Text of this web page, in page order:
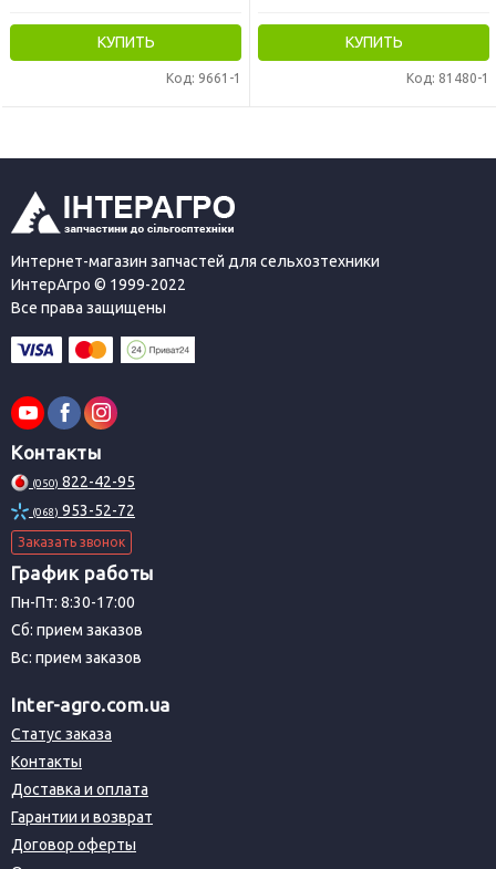
КУПИТЬ
Код: 9661-1
КУПИТЬ
Код: 81480-1
Интернет-магазин запчастей для сельхозтехники
ИнтерАгро © 1999-2022
Все права защищены
Контакты
(050) 822-42-95
(068) 953-52-72
Заказать звонок
График работы
Пн-Пт: 8:30-17:00
Сб: прием заказов
Вс: прием заказов
Inter-agro.com.ua
Статус заказа
Контакты
Доставка и оплата
Гарантии и возврат
Договор оферты